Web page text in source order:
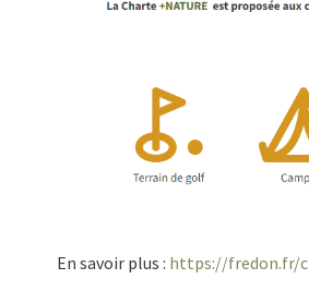
En savoir plus : https://fredon.fr/